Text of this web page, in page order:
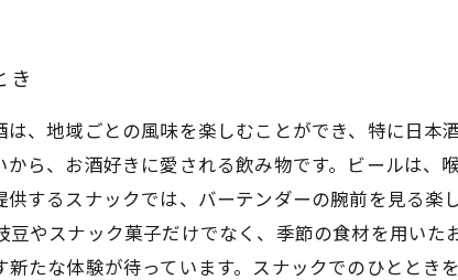
：友人との思い出と思わぬ発見
き
、地域ごとの風味を楽しむことができ、特に日本
ら、お酒好きに愛される飲み物です。ビールは、
するスナックでは、バーテンダーの腕前を見る楽
やスナック菓子だけでなく、季節の食材を用いた
たな体験が待っています。スナックでのひととき